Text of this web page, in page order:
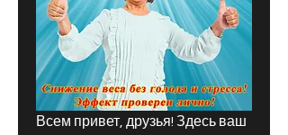
Всем привет, друзья! Здесь ваш